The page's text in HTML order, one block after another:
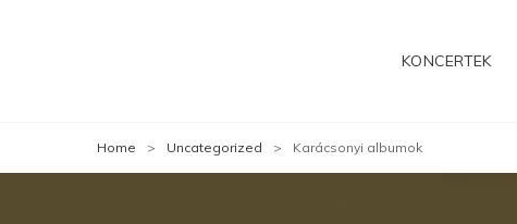
KONCERTEK
Home > Uncategorized > Karácsonyi albumok